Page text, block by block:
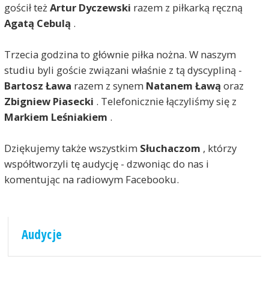
gościł teżArtur Dyczewski razem z piłkarką ręczną
Agatą Cebulą .
Trzecia godzina to głównie piłka nożna. W naszym
studiu byli goście związani właśnie z tą dyscypliną -
Bartosz Ława razem z synem Natanem Ławą oraz
Zbigniew Piasecki . Telefonicznie łączyliśmy się z
Markiem Leśniakiem .
Dziękujemy także wszystkim Słuchaczom , którzy
współtworzyli tę audycję - dzwoniąc do nas i
komentując na radiowym Facebooku.
Audycje